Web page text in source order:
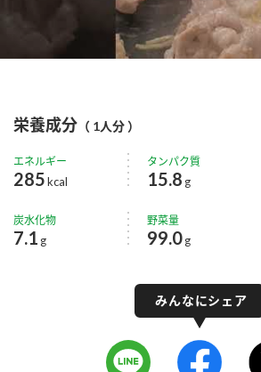
栄養成分 （ 1人分 ）
エネルギー
285kcal
タンパク質
15.8 g
炭水化物
7.1 g
野菜量
99.0g